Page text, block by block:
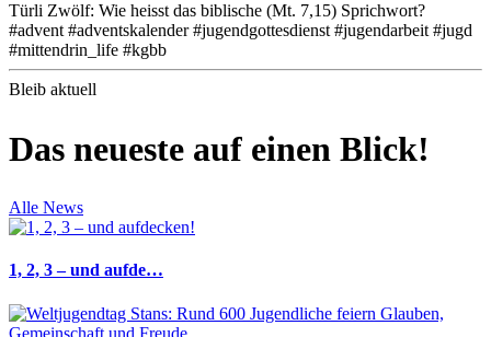
Türli Zwölf: Wie heisst das biblische (Mt. 7,15) Sprichwort?
#advent #adventskalender #jugendgottesdienst #jugendarbeit #jugd
#mittendrin_life #kgbb
Bleib aktuell
Das neueste auf einen Blick!
Alle News
1, 2, 3 – und aufde…